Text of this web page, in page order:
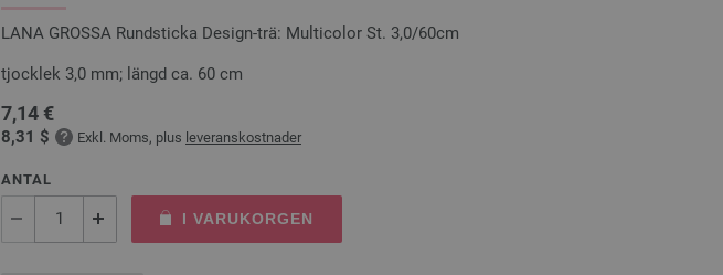
LANA GROSSA Rundsticka Design-trä: Multicolor St. 3,0/60cm
tjocklek 3,0 mm; längd ca. 60 cm
7,14 €
8,31 $ Exkl. Moms, plus leveranskostnader
ANTAL
I VARUKORGEN